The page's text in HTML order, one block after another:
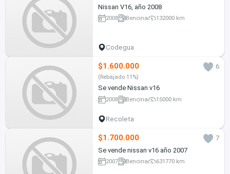
Nissan V16, año 2008
2008 Bencina 132000 km
Codegua
$1.600.000 6
(Rebajado 11%)
Se vende Nissan v16
2008 Bencina 15000 km
Recoleta
$1.700.000
7
Se vende nissan v16 año 2007
2007 Bencina 631770 km